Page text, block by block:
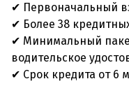
✔ Первоначальный
✔ Более 38
✔ Минимальный
водительское
✔ Срок кредита от 6